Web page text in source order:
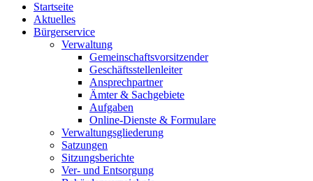
Startseite
Aktuelles
Bürgerservice
Verwaltung
Gemeinschaftsvorsitzender
Geschäftsstellenleiter
Ansprechpartner
Ämter & Sachgebiete
Aufgaben
Online-Dienste & Formulare
Verwaltungsgliederung
Satzungen
Sitzungsberichte
Ver- und Entsorgung